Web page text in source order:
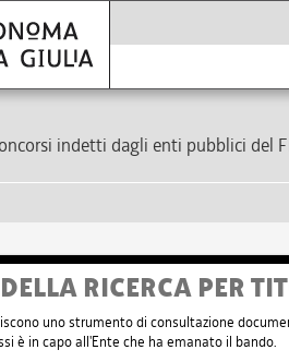
indetti dagli enti pubblici del
RICERCA PER
uno strumento di consultazione
è in capo all'Ente che ha emanato il bando.